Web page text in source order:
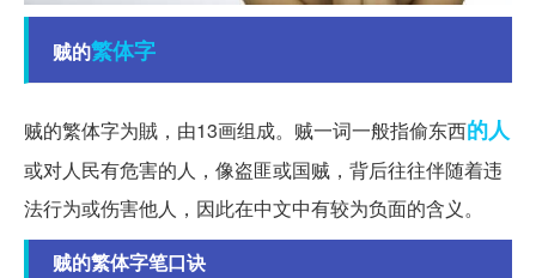
贼的繁体字
贼的繁体字为賊，由13画组成。贼一词一般指偷东西的人
或对人民有危害的人，像盗匪或国贼，背后往往伴随着违
法行为或伤害他人，因此在中文中有较为负面的含义。
贼的繁体字笔口诀